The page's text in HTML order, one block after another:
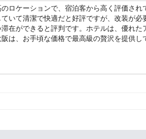
ロケーションで、宿泊客から高く評価され
いて清潔で快適だと好評ですが、改装が必
在ができると評判です。ホテルは、優れた
は、お手頃な価格で最高級の贅沢を提供し